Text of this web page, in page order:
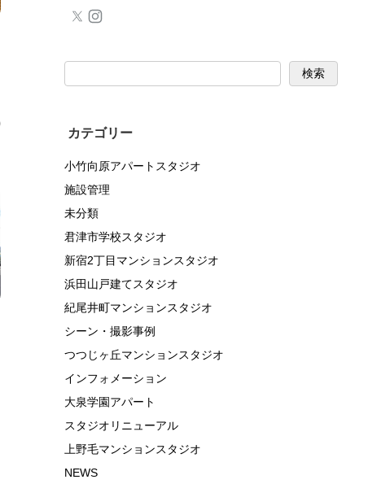
検索
カテゴリー
小竹向原アパートスタジオ
施設管理
未分類
君津市学校スタジオ
新宿2丁目マンションスタジオ
浜田山戸建てスタジオ
紀尾井町マンションスタジオ
シーン・撮影事例
つつじヶ丘マンションスタジオ
インフォメーション
大泉学園アパート
スタジオリニューアル
上野毛マンションスタジオ
NEWS